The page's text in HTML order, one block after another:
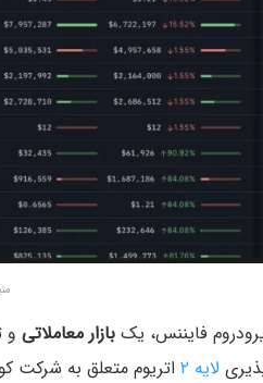
فایننس، یک بازار معاملاتی و
لایه ۲ اتریوم متعلق به شرکت